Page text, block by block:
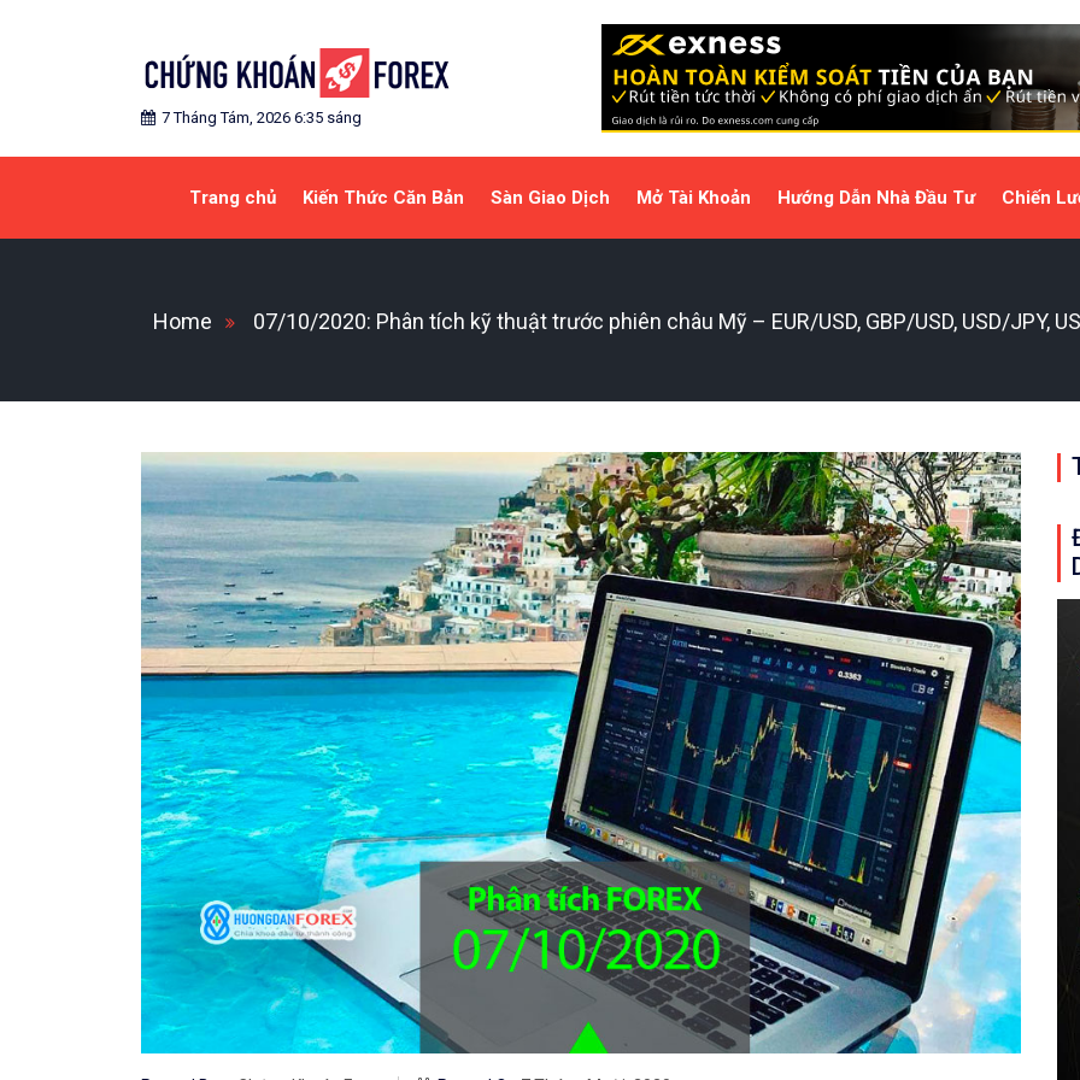
CHỨNG KHOÁN FOREX
Blog chia sẻ về Chứng Khoán và Forex
7 Tháng Tám, 2026 6:35 sáng
Trang chủ Kiến Thức Căn Bản Sàn Giao Dịch Mở Tài Khoản Hướng Dẫn Nhà Đầu Tư Chiến
Home 07/10/2020: Phân tích kỹ thuật trước phiên châu Mỹ – EUR/USD, GBP/USD, USD/JPY,